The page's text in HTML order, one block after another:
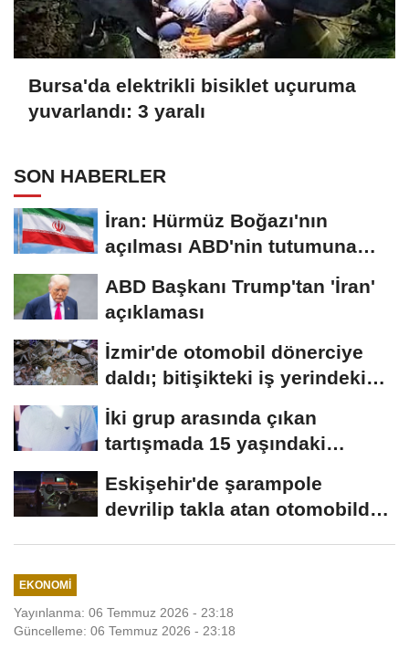
Bursa'da elektrikli bisiklet uçuruma
yuvarlandı: 3 yaralı
SON HABERLER
İran: Hürmüz Boğazı'nın
açılması ABD'nin tutumuna
ABD Başkanı Trump'tan 'İran'
açıklaması
İzmir'de otomobil dönerciye
daldı; bitişikteki iş yerindeki
binlerce...
İki grup arasında çıkan
tartışmada 15 yaşındaki
Eskişehir'de şarampole
devrilip takla atan otomobilde
EKONOMI
Yayınlanma: 06 Temmuz 2026 - 23:18
Güncelleme: 06 Temmuz 2026 - 23:18